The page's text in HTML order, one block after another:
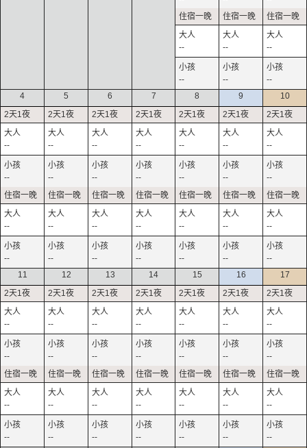
--
--
--
--
--
--
4
--
--
--
--
5
--
--
--
--
6
--
--
--
--
7
--
--
--
--
8
--
--
--
--
9
--
--
--
--
10
--
--
--
--
11
--
--
--
--
12
--
--
--
--
13
--
--
--
--
14
--
--
--
--
15
--
--
--
--
16
--
--
--
--
17
--
--
--
--